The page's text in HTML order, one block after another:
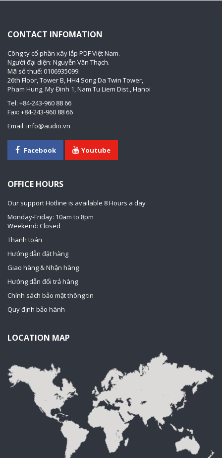
CONTACT INFOMATION
Công ty cổ phần xây lắp PDF Việt Nam.
Người đại diện: Nguyễn Văn Thạch.
Mã số thuế: 0106935099.
26th Floor, Tower B, HH4 Song Da Twin Tower,
Pham Hung, My Đinh 1, Nam Tu Liem Dist., Hanoi
Tel: +84-243-960 88 66
Fax: +84-243-960 88 66
Email: info@audio.vn
Facebook Youtube
OFFICE HOURS
Our support Hotline is available 8 Hours a day
Monday-Friday: 10am to 8pm
Weekend: Closed
Thanh toán
Hướng dẫn đặt hàng
Giao hàng & Nhận hàng
Hướng dẫn đổi trả hàng
Chính sách bảo mật thông tin
Quy định bảo hành
LOCATION MAP